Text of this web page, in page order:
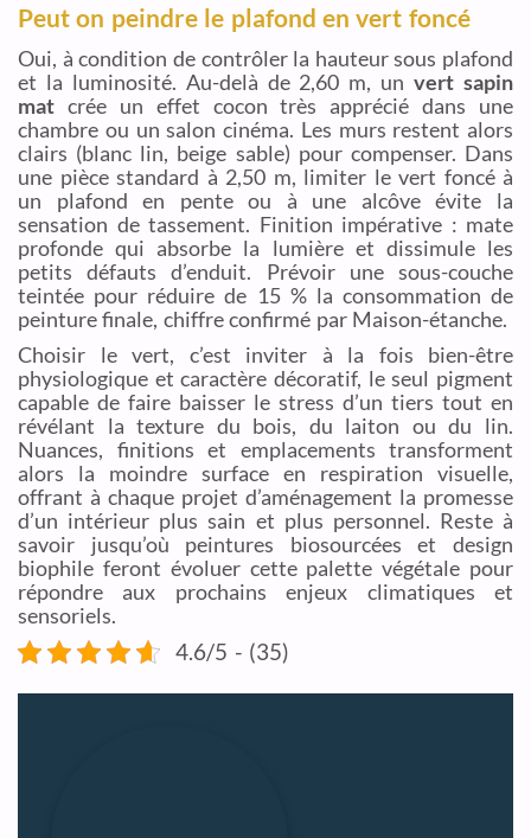
Peut on peindre le plafond en vert foncé
Oui, à condition de contrôler la hauteur sous plafond
et la luminosité. Au-delà de 2,60 m, unvert sapin
mat crée un effet cocon très apprécié dans une
chambre ou un salon cinéma. Les murs restent alors
clairs (blanc lin, beige sable) pour compenser. Dans
une pièce standard à 2,50 m, limiter le vert foncé à
un plafond en pente ou à une alcôve évite la
sensation de tassement. Finition impérative : mate
profonde qui absorbe la lumière et dissimule les
petits défauts d’enduit. Prévoir une sous-couche
teintée pour réduire de 15 % la consommation de
peinture finale, chiffre confirmé par Maison-étanche.
Choisir le vert, c’est inviter à la fois bien-être
physiologique et caractère décoratif, le seul pigment
capable de faire baisser le stress d’un tiers tout en
révélant la texture du bois, du laiton ou du lin.
Nuances, finitions et emplacements transforment
alors la moindre surface en respiration visuelle,
offrant à chaque projet d’aménagement la promesse
d’un intérieur plus sain et plus personnel. Reste à
savoir jusqu’où peintures biosourcées et design
biophile feront évoluer cette palette végétale pour
répondre aux prochains enjeux climatiques et
sensoriels.
4.6/5 - (35)